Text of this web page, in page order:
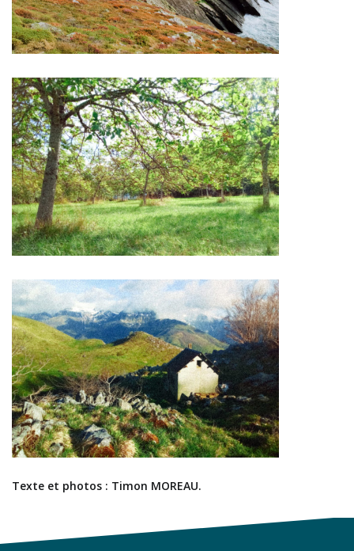
Texte et photos : Timon MOREAU.